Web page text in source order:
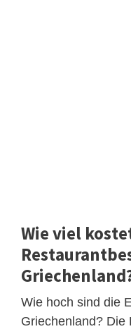
Wie viel
Wie hoch sind die
Griechenland? Die